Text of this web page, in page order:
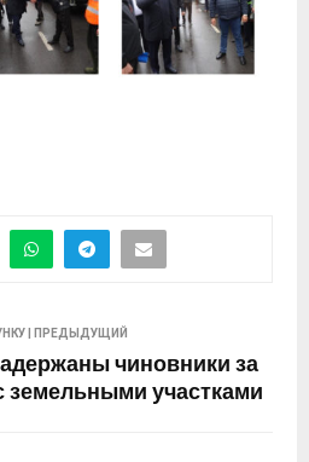
| ПРЕДЫДУЩИЙ
чиновники за
участками